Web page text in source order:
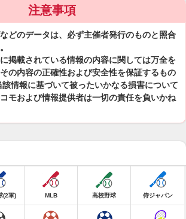
注意事項
どのデータは、必ず主催者発行のものと照合
掲載されている情報の内容に関しては万全を
の内容の正確性および安全性を保証するもの
情報に基づいて被ったいかなる損害について
モおよび情報提供者は一切の責任を負いかね
(2軍) MLB 高校野球 侍ジャパン